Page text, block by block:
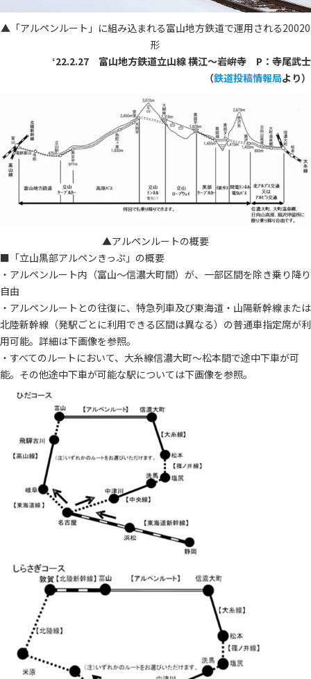
▲「アルペンルート」に組み込まれる富山地方鉄道で運用される20020
形
‘22.2.27 富山地方鉄道立山線 横江～岩峅寺 P：寺尾武士
（鉄道投稿情報局より）
▲アルペンルートの概要
■「立山黒部アルペンきっぷ」の概要
・アルペンルート内（富山～信濃大町間）が、一部区間を除き乗り降り
自由
・アルペンルートとの往復に、特急列車及び東海道・山陽新幹線または
北陸新幹線（発駅ごとに利用できる区間は異なる）の普通車指定席が利
用可能。詳細は下画像を参照。
・すべてのルートにおいて、大糸線信濃大町～松本間で途中下車が可
能。その他途中下車が可能な駅については下画像を参照。